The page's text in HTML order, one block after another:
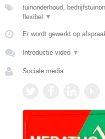
tuinonderhoud,
flexibel
▼
Er wordt gewerkt op
Introductie video ▼
Sociale media: